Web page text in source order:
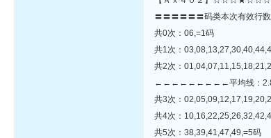
〓〓〓〓〓〓码类本次有效行
共0次：06,=1码
共1次：
共2次：
←←←←←←←←←平均线：
共3次：
共4次：
共5次：38,39,41,47,49,=5码